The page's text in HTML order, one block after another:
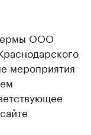
ООО
мероприятия